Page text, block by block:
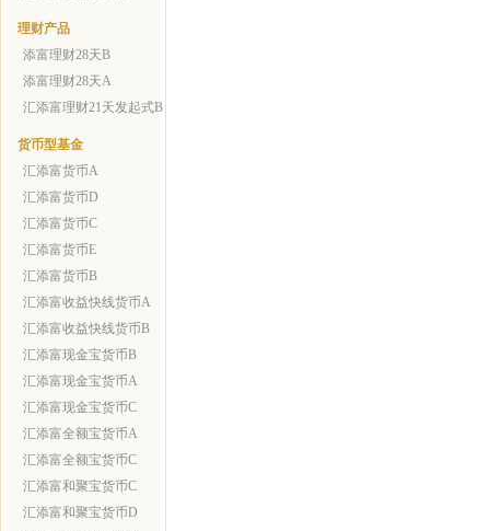
理财产品
添富理财28天B
添富理财28天A
汇添富理财21天发起式B
货币型基金
汇添富货币A
汇添富货币D
汇添富货币C
汇添富货币E
汇添富货币B
汇添富收益快线货币A
汇添富收益快线货币B
汇添富现金宝货币B
汇添富现金宝货币A
汇添富现金宝货币C
汇添富全额宝货币A
汇添富全额宝货币C
汇添富和聚宝货币C
汇添富和聚宝货币D